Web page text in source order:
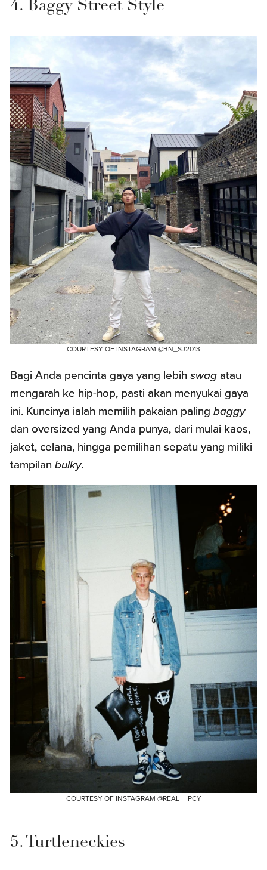
4. Baggy Street Style
COURTESY OF INSTAGRAM @BN_SJ2013
Bagi Anda pencinta gaya yang lebihswag atau
mengarah ke hip-hop, pasti akan menyukai gaya
ini. Kuncinya ialah memilih pakaian palingbaggy
dan oversized yang Anda punya, dari mulai kaos,
jaket, celana, hingga pemilihan sepatu yang miliki
tampilanbulky.
COURTESY OF INSTAGRAM @REAL__PCY
5. Turtleneckies